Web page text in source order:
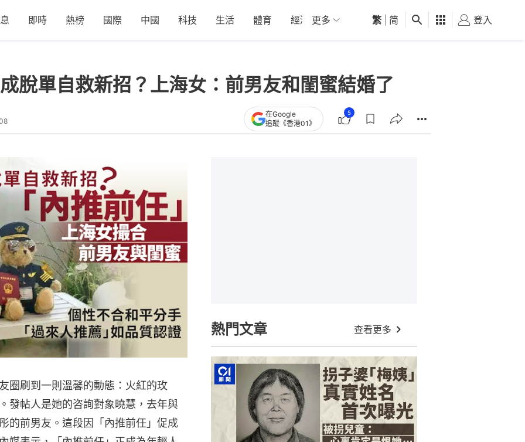
即時 熱榜 國際 中國 科技 生活 體育 經濟 01深圳 觀點 健康 好食玩飛
更多 繁 简 登入
脫單自救新招？上海女：前男友和閨蜜結婚了
在Google
追蹤《香港01》
5
圈刷到一則溫馨的動態：火紅的玫
發帖人是她的咨詢對象曉慧，去年與
的前男友。這段因「內推前任」促成
熱門文章 查看更多